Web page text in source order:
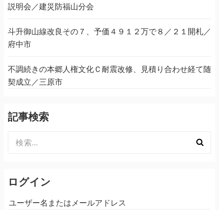
説明会／建災防福山分会
斗升御山線改良その７、予価４９１２万で８／２１開札／
府中市
不調続きの本郷人権文化Ｃ耐震改修、見積り合わせ経て随
契成立／三原市
記事検索
索:
ログイン
ユーザー名またはメールアドレス